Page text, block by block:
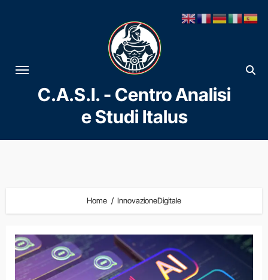
al
contenuto
C.A.S.I. - Centro Analisi
e Studi Italus
Home InnovazioneDigitale